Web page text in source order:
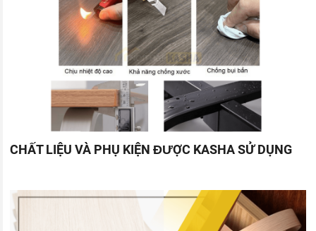
CHẤT LIỆU VÀ PHỤ KIỆN ĐƯỢC KASHA SỬ DỤNG